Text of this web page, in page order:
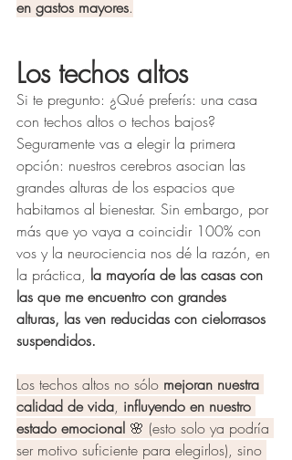
en gastos mayores.
Los techos altos
Si te pregunto: ¿Qué preferís: una casa
con techos altos o techos bajos?
Seguramente vas a elegir la primera
opción: nuestros cerebros asocian las
grandes alturas de los espacios que
habitamos al bienestar. Sin embargo, por
más que yo vaya a coincidir 100% con
vos y la neurociencia nos dé la razón, en
la práctica, la mayoría de las casas con
las que me encuentro con grandes
alturas, las ven reducidas con cielorrasos
suspendidos.
Los techos altos no sólo mejoran nuestra
calidad de vida, influyendo en nuestro
estado emocional 🌸 (esto solo ya podría
ser motivo suficiente para elegirlos), sino